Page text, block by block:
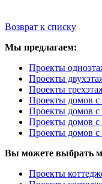
Возврат к списку
Мы предлагаем:
Проекты
Проекты
Проекты
Проекты домов с
Проекты домов с
Проекты домов с
Проекты домов
Вы можете выбрать
Проекты